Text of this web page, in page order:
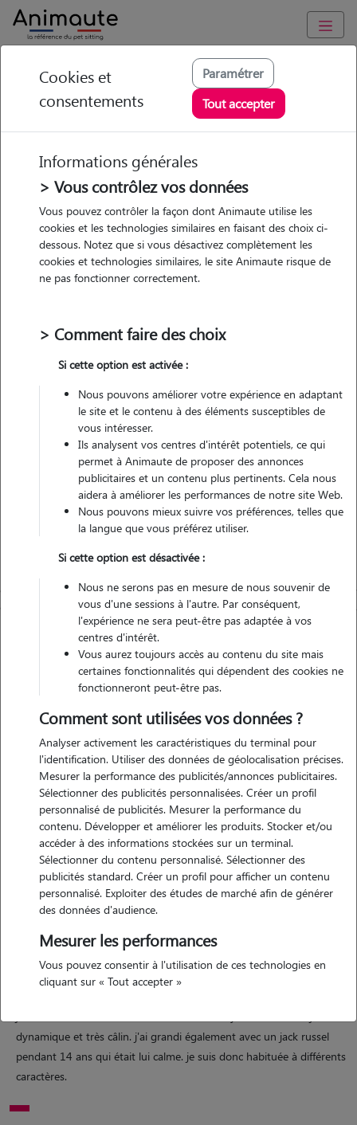
Animaute Grand-Est Hoerdt
Julie - Petsitter à
WEYERSHEIM
• 20 ans
Véhiculé
Contacter
L'envoi d'une demande est sans engagement
Motivation
j'aime passer du temps avec les chiens, qu'ils soient calmes ou avec
un brin de folie, j'aime jouer avec eux, leur apporter de l'affection,
prendre soin d'eux, leur faire de belles promenades... les balades font
parties de mon quotidien ayant un chien de taille moyenne avec
beaucoup d'énergie à revendre. je comprends l'importance qu'un
animal peut avoir dans une famille et j'en prendrai soin comme si
c'était le mien. les services proposés sont des balades, jeux, repas,
Expérience
dynamique et très câlin. j'ai grandi également avec un jack russel
pendant 14 ans qui était lui calme. je suis donc habituée à différents
caractères.
Cookies et
consentements
Paramétrer
Tout accepter
Informations générales
> Vous contrôlez vos données
Vous pouvez contrôler la façon dont Animaute utilise les
cookies et les technologies similaires en faisant des choix ci-
dessous. Notez que si vous désactivez complètement les
cookies et technologies similaires, le site Animaute risque de
ne pas fonctionner correctement.
> Comment faire des choix
Si cette option est activée :
Nous pouvons améliorer votre expérience en adaptant
le site et le contenu à des éléments susceptibles de
vous intéresser.
Ils analysent vos centres d'intérêt potentiels, ce qui
permet à Animaute de proposer des annonces
publicitaires et un contenu plus pertinents. Cela nous
aidera à améliorer les performances de notre site Web.
Nous pouvons mieux suivre vos préférences, telles que
la langue que vous préférez utiliser.
Si cette option est désactivée :
Nous ne serons pas en mesure de nous souvenir de
vous d'une sessions à l'autre. Par conséquent,
l'expérience ne sera peut-être pas adaptée à vos
centres d'intérêt.
Vous aurez toujours accès au contenu du site mais
certaines fonctionnalités qui dépendent des cookies ne
fonctionneront peut-être pas.
Comment sont utilisées vos données ?
Analyser activement les caractéristiques du terminal pour
l'identification. Utiliser des données de géolocalisation précises.
Mesurer la performance des publicités/annonces publicitaires.
Sélectionner des publicités personnalisées. Créer un profil
personnalisé de publicités. Mesurer la performance du
contenu. Développer et améliorer les produits. Stocker et/ou
accéder à des informations stockées sur un terminal.
Sélectionner du contenu personnalisé. Sélectionner des
publicités standard. Créer un profil pour afficher un contenu
personnalisé. Exploiter des études de marché afin de générer
des données d'audience.
Mesurer les performances
Vous pouvez consentir à l'utilisation de ces technologies en
cliquant sur « Tout accepter »